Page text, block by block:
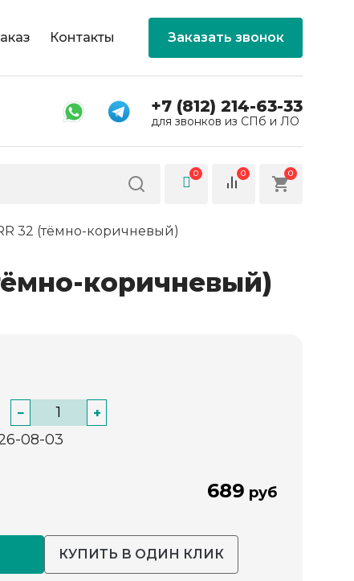
Контакты Заказать звонок
+7 (812) 214-63-33
для звонков из СПб и ЛО
0 0 0
32 (тёмно-коричневый)
коричневый)
− +
08-03
689 руб
КУПИТЬ В ОДИН КЛИК